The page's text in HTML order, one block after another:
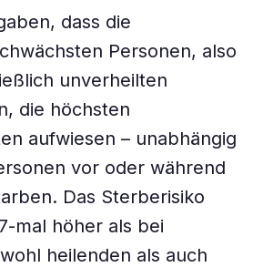
dass die
Personen, also
unverheilten
die höchsten
aufwiesen – unabhängig
vor oder während
Das Sterberisiko
mal höher als bei
heilenden als auch